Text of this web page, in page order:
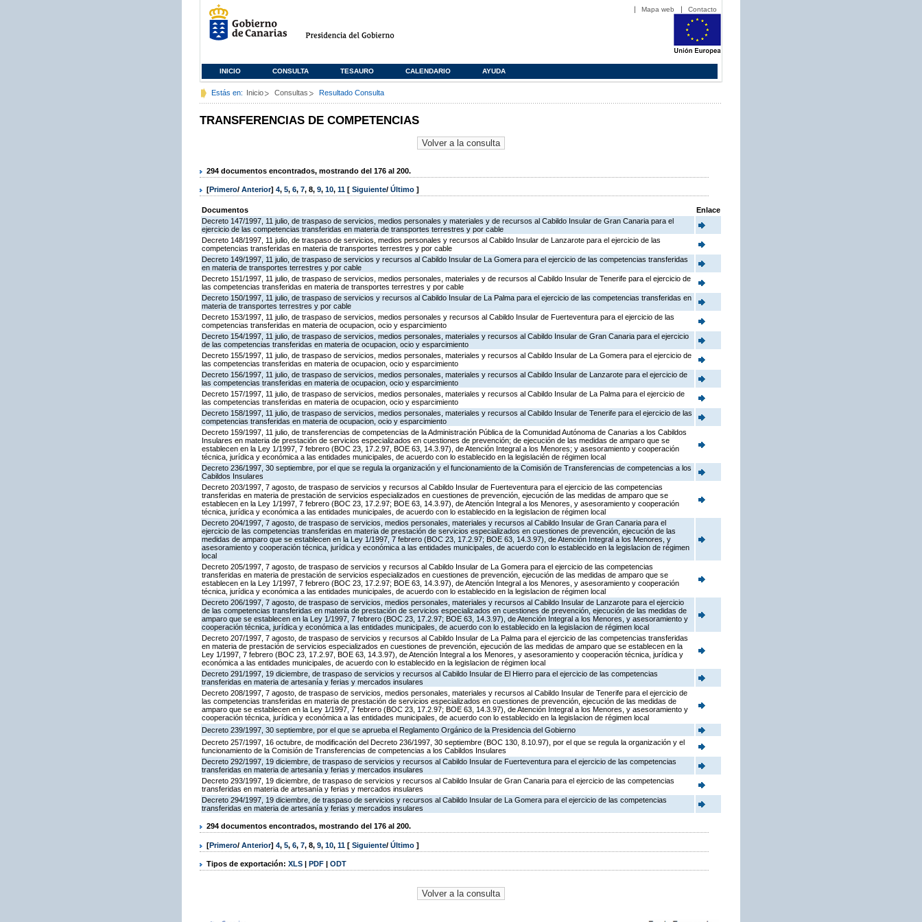
Mapa web Contacto
INICIO CONSULTA TESAURO CALENDARIO AYUDA
Estás en: Inicio Consultas Resultado Consulta
TRANSFERENCIAS DE COMPETENCIAS
294 documentos encontrados, mostrando del 176 al 200.
[Primero/ Anterior] 4, 5, 6, 7, 8, 9, 10, 11 [ Siguiente/ Último ]
Documentos
Enlace
Decreto 147/1997, 11 julio, de traspaso de servicios, medios personales y materiales y de recursos al Cabildo Insular de Gran Canaria para el
ejercicio de las competencias transferidas en materia de transportes terrestres y por cable
Decreto 148/1997, 11 julio, de traspaso de servicios, medios personales y recursos al Cabildo Insular de Lanzarote para el ejercicio de las
competencias transferidas en materia de transportes terrestres y por cable
Decreto 149/1997, 11 julio, de traspaso de servicios y recursos al Cabildo Insular de La Gomera para el ejercicio de las competencias transferidas
en materia de transportes terrestres y por cable
Decreto 151/1997, 11 julio, de traspaso de servicios, medios personales, materiales y de recursos al Cabildo Insular de Tenerife para el ejercicio de
las competencias transferidas en materia de transportes terrestres y por cable
Decreto 150/1997, 11 julio, de traspaso de servicios y recursos al Cabildo Insular de La Palma para el ejercicio de las competencias transferidas en
materia de transportes terrestres y por cable
Decreto 153/1997, 11 julio, de traspaso de servicios, medios personales y recursos al Cabildo Insular de Fuerteventura para el ejercicio de las
competencias transferidas en materia de ocupacion, ocio y esparcimiento
Decreto 154/1997, 11 julio, de traspaso de servicios, medios personales, materiales y recursos al Cabildo Insular de Gran Canaria para el ejercicio
de las competencias transferidas en materia de ocupacion, ocio y esparcimiento
Decreto 155/1997, 11 julio, de traspaso de servicios, medios personales, materiales y recursos al Cabildo Insular de La Gomera para el ejercicio de
las competencias transferidas en materia de ocupacion, ocio y esparcimiento
Decreto 156/1997, 11 julio, de traspaso de servicios, medios personales, materiales y recursos al Cabildo Insular de Lanzarote para el ejercicio de
las competencias transferidas en materia de ocupacion, ocio y esparcimiento
Decreto 157/1997, 11 julio, de traspaso de servicios, medios personales, materiales y recursos al Cabildo Insular de La Palma para el ejercicio de
las competencias transferidas en materia de ocupacion, ocio y esparcimiento
Decreto 158/1997, 11 julio, de traspaso de servicios, medios personales, materiales y recursos al Cabildo Insular de Tenerife para el ejercicio de las
competencias transferidas en materia de ocupacion, ocio y esparcimiento
Decreto 159/1997, 11 julio, de transferencias de competencias de la Administración Pública de la Comunidad Autónoma de Canarias a los Cabildos
Insulares en materia de prestación de servicios especializados en cuestiones de prevención; de ejecución de las medidas de amparo que se
establecen en la Ley 1/1997, 7 febrero (BOC 23, 17.2.97, BOE 63, 14.3.97), de Atención Integral a los Menores; y asesoramiento y cooperación
técnica, jurídica y económica a las entidades municipales, de acuerdo con lo establecido en la legislacién de régimen local
Decreto 236/1997, 30 septiembre, por el que se regula la organización y el funcionamiento de la Comisión de Transferencias de competencias a los
Cabildos Insulares
Decreto 203/1997, 7 agosto, de traspaso de servicios y recursos al Cabildo Insular de Fuerteventura para el ejercicio de las competencias
transferidas en materia de prestación de servicios especializados en cuestiones de prevención, ejecución de las medidas de amparo que se
establecen en la Ley 1/1997, 7 febrero (BOC 23, 17.2.97; BOE 63, 14.3.97), de Atención Integral a los Menores, y asesoramiento y cooperación
técnica, jurídica y económica a las entidades municipales, de acuerdo con lo establecido en la legislacion de régimen local
Decreto 204/1997, 7 agosto, de traspaso de servicios, medios personales, materiales y recursos al Cabildo Insular de Gran Canaria para el
ejercicio de las competencias transferidas en materia de prestación de servicios especializados en cuestiones de prevención, ejecución de las
medidas de amparo que se establecen en la Ley 1/1997, 7 febrero (BOC 23, 17.2.97; BOE 63, 14.3.97), de Atención Integral a los Menores, y
asesoramiento y cooperación técnica, jurídica y económica a las entidades municipales, de acuerdo con lo establecido en la legislacion de régimen
local
Decreto 205/1997, 7 agosto, de traspaso de servicios y recursos al Cabildo Insular de La Gomera para el ejercicio de las competencias
transferidas en materia de prestación de servicios especializados en cuestiones de prevención, ejecución de las medidas de amparo que se
establecen en la Ley 1/1997, 7 febrero (BOC 23, 17.2.97; BOE 63, 14.3.97), de Atención Integral a los Menores, y asesoramiento y cooperación
técnica, jurídica y económica a las entidades municipales, de acuerdo con lo establecido en la legislacion de régimen local
Decreto 206/1997, 7 agosto, de traspaso de servicios, medios personales, materiales y recursos al Cabildo Insular de Lanzarote para el ejercicio
de las competencias transferidas en materia de prestación de servicios especializados en cuestiones de prevención, ejecución de las medidas de
amparo que se establecen en la Ley 1/1997, 7 febrero (BOC 23, 17.2.97; BOE 63, 14.3.97), de Atención Integral a los Menores, y asesoramiento y
cooperación técnica, jurídica y económica a las entidades municipales, de acuerdo con lo establecido en la legislacion de régimen local
Decreto 207/1997, 7 agosto, de traspaso de servicios y recursos al Cabildo Insular de La Palma para el ejercicio de las competencias transferidas
en materia de prestación de servicios especializados en cuestiones de prevención, ejecución de las medidas de amparo que se establecen en la
Ley 1/1997, 7 febrero (BOC 23, 17.2.97, BOE 63, 14.3.97), de Atención Integral a los Menores, y asesoramiento y cooperación técnica, jurídica y
económica a las entidades municipales, de acuerdo con lo establecido en la legislacion de régimen local
Decreto 291/1997, 19 diciembre, de traspaso de servicios y recursos al Cabildo Insular de El Hierro para el ejercicio de las competencias
transferidas en materia de artesanía y ferias y mercados insulares
Decreto 208/1997, 7 agosto, de traspaso de servicios, medios personales, materiales y recursos al Cabildo Insular de Tenerife para el ejercicio de
las competencias transferidas en materia de prestación de servicios especializados en cuestiones de prevención, ejecución de las medidas de
amparo que se establecen en la Ley 1/1997, 7 febrero (BOC 23, 17.2.97; BOE 63, 14.3.97), de Atención Integral a los Menores, y asesoramiento y
cooperación técnica, jurídica y económica a las entidades municipales, de acuerdo con lo establecido en la legislacion de régimen local
Decreto 239/1997, 30 septiembre, por el que se aprueba el Reglamento Orgánico de la Presidencia del Gobierno
Decreto 257/1997, 16 octubre, de modificación del Decreto 236/1997, 30 septiembre (BOC 130, 8.10.97), por el que se regula la organización y el
funcionamiento de la Comisión de Transferencias de competencias a los Cabildos Insulares
Decreto 292/1997, 19 diciembre, de traspaso de servicios y recursos al Cabildo Insular de Fuerteventura para el ejercicio de las competencias
transferidas en materia de artesanía y ferias y mercados insulares
Decreto 293/1997, 19 diciembre, de traspaso de servicios y recursos al Cabildo Insular de Gran Canaria para el ejercicio de las competencias
transferidas en materia de artesanía y ferias y mercados insulares
Decreto 294/1997, 19 diciembre, de traspaso de servicios y recursos al Cabildo Insular de La Gomera para el ejercicio de las competencias
transferidas en materia de artesanía y ferias y mercados insulares
294 documentos encontrados, mostrando del 176 al 200.
[Primero/ Anterior] 4, 5, 6, 7, 8, 9, 10, 11 [ Siguiente/ Último ]
Tipos de exportación: XLS | PDF | ODT